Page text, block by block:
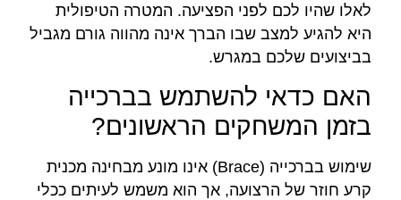
לאלו שהיו לכם לפני הפציעה. המטרה הטיפולית
היא להגיע למצב שבו הברך אינה מהווה גורם מגביל
בביצועים שלכם במגרש.
האם כדאי להשתמש בברכייה
בזמן המשחקים הראשונים?
שימוש בברכייה (Brace) אינו מונע מבחינה מכנית
קרע חוזר של הרצועה, אך הוא משמש לעיתים ככלי